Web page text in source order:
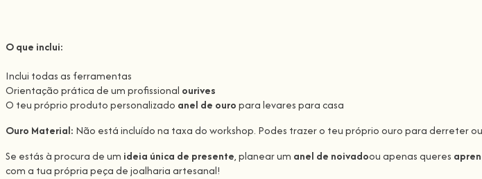
O que inclui:
Inclui todas as ferramentas
Orientação prática de um profissional ourives
O teu próprio produto personalizado anel de ouropara levares para casa
Ouro Material: Não está incluído na taxa do workshop. Podes trazer o teu próprio ouro para derreter
Se estás à procura de um ideia única de presente, planear um anel de noivadoou apenas queres
com a tua própria peça de joalharia artesanal!